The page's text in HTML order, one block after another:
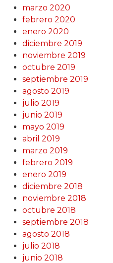
marzo 2020
febrero 2020
enero 2020
diciembre 2019
noviembre 2019
octubre 2019
septiembre 2019
agosto 2019
julio 2019
junio 2019
mayo 2019
abril 2019
marzo 2019
febrero 2019
enero 2019
diciembre 2018
noviembre 2018
octubre 2018
septiembre 2018
agosto 2018
julio 2018
junio 2018